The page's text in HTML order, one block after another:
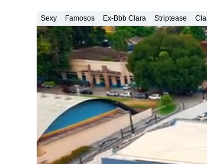
Sexy Famosos Ex-Bbb Clara Striptease